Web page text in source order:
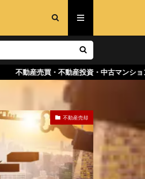
産投資・中古マンション・不動産査定
不動産売却